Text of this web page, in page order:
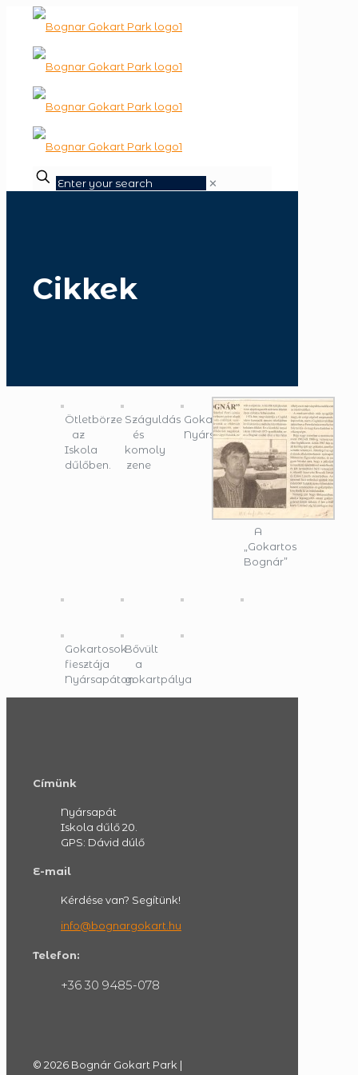
✕
Cikkek
Ötletbörze
az
Iskola
dűlőben.
Száguldás
és
komoly
zene
Gokartpálya
Nyársapát
A
„Gokartos
Bognár”
Gokartosok
fiesztája
Nyársapáton
Bővült
a
gokartpálya
Címünk
Nyársapát
Iskola dűlő 20.
GPS: Dávid dúlő
E-mail
Kérdése van? Segítünk!
info@bognargokart.hu
Telefon:
+36 30 9485-078
© 2026 Bognár Gokart Park |